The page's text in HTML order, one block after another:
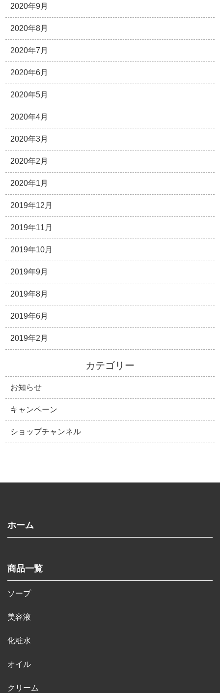
2020年9月
2020年8月
2020年7月
2020年6月
2020年5月
2020年4月
2020年3月
2020年2月
2020年1月
2019年12月
2019年11月
2019年10月
2019年9月
2019年8月
2019年6月
2019年2月
カテゴリー
お知らせ
キャンペーン
ショップチャンネル
ホーム
商品一覧
ソープ
美容液
化粧水
オイル
クリーム